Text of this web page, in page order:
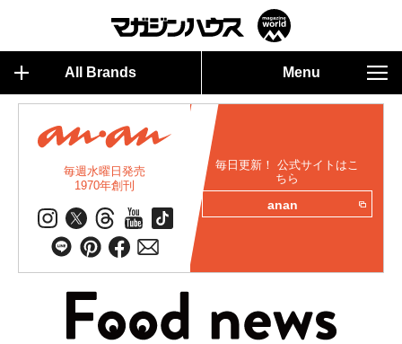
All Brands Menu
毎週水曜日発売
1970年創刊
毎日更新！ 公式サイトはこ
ちら
anan